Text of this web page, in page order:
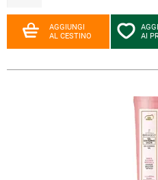
AGGIUNGI
AL CESTINO
AI